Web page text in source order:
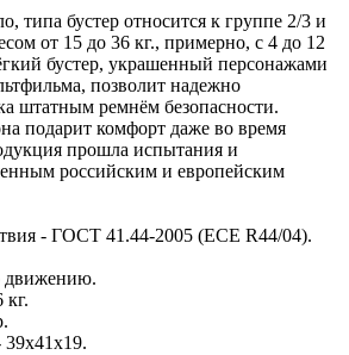
типа бустер относится к группе 2/3 и
от 15 до 36 ‎кг., примерно, с 4 до 12
бустер, украшенный персонажами
позволит надежно
штатным ремнём безопасности.
подарит комфорт даже во время
прошла ‎испытания и
российским и европейским
- ГОСТ 41.44-2005 (ECE R44/04).
движению.
кг.